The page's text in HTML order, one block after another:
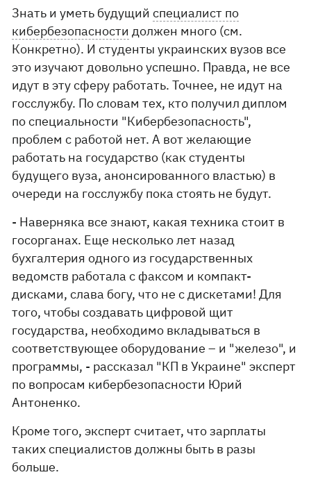
Знать и уметь будущийспециалист по
кибербезопасности должен много (см.
Конкретно). И студенты украинских вузов все
это изучают довольно успешно. Правда, не все
идут в эту сферу работать. Точнее, не идут на
госслужбу. По словам тех, кто получил диплом
по специальности "Кибербезопасность",
проблем с работой нет. А вот желающие
работать на государство (как студенты
будущего вуза, анонсированного властью) в
очереди на госслужбу пока стоять не будут.
- Наверняка все знают, какая техника стоит в
госорганах. Еще несколько лет назад
бухгалтерия одного из государственных
ведомств работала с факсом и компакт-
дисками, слава богу, что не с дискетами! Для
того, чтобы создавать цифровой щит
государства, необходимо вкладываться в
соответствующее оборудование – и "железо", и
программы, - рассказал "КП в Украине" эксперт
по вопросам кибербезопасности Юрий
Антоненко.
Кроме того, эксперт считает, что зарплаты
таких специалистов должны быть в разы
больше.